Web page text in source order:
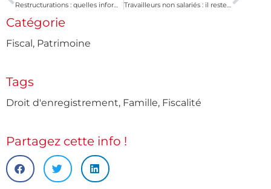
Restructurations : quelles informations doit contenir votre demande de rescrit ? Travailleurs non salariés : il reste 2 semaines pour transmettre votre DSI
Catégorie
Fiscal , Patrimoine
Tags
Droit d'enregistrement, Famille, Fiscalité
Partagez cette info !